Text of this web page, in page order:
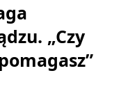
„Czy